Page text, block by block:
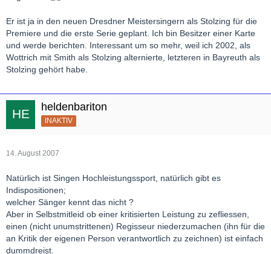
Er ist ja in den neuen Dresdner Meistersingern als Stolzing für die
Premiere und die erste Serie geplant. Ich bin Besitzer einer Karte
und werde berichten. Interessant um so mehr, weil ich 2002, als
Wottrich mit Smith als Stolzing alternierte, letzteren in Bayreuth als
Stolzing gehört habe.
heldenbariton
INAKTIV
14. August 2007
Natürlich ist Singen Hochleistungssport, natürlich gibt es
Indispositionen;
welcher Sänger kennt das nicht ?
Aber in Selbstmitleid ob einer kritisierten Leistung zu zefliessen,
einen (nicht unumstrittenen) Regisseur niederzumachen (ihn für die
an Kritik der eigenen Person verantwortlich zu zeichnen) ist einfach
dummdreist.